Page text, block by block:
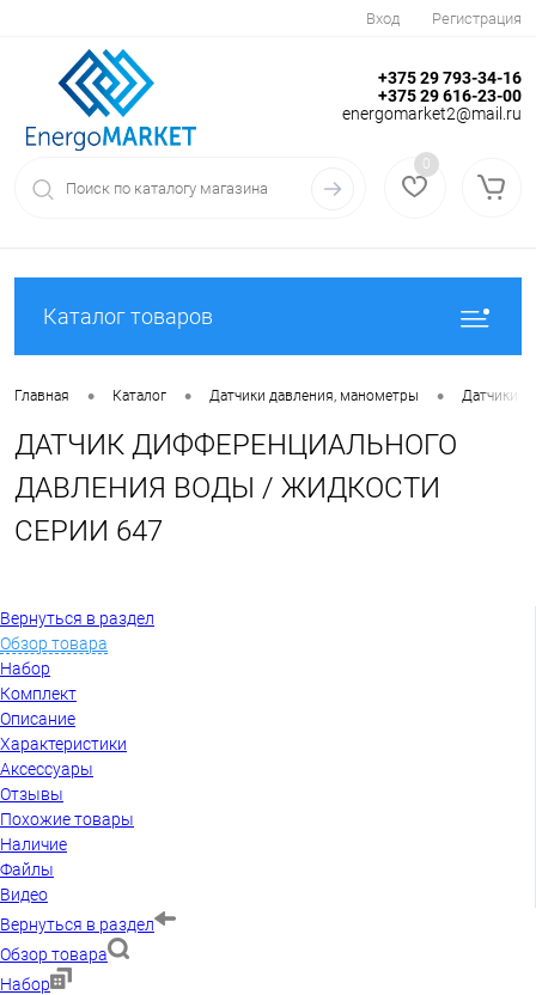
Вход Регистрация
+375 29 793-34-16
+375 29 616-23-00
energomarket2@mail.ru
0
Каталог товаров
Главная • Каталог • Датчики давления, манометры • Датчики
ДАТЧИК ДИФФЕРЕНЦИАЛЬНОГО
ДАВЛЕНИЯ ВОДЫ / ЖИДКОСТИ
СЕРИИ 647
Вернуться в раздел
Обзор товара
Набор
Комплект
Описание
Характеристики
Аксессуары
Отзывы
Похожие товары
Наличие
Файлы
Видео
Вернуться в раздел
Обзор товара
Набор